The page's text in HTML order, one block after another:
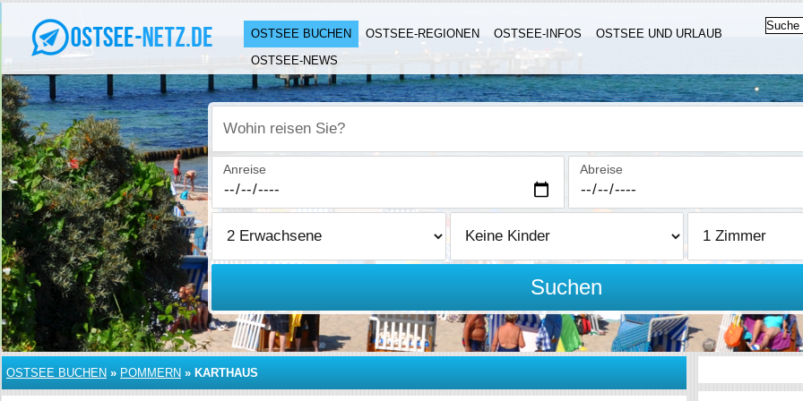
OSTSEE BUCHEN OSTSEE-REGIONEN OSTSEE-INFOS
OSTSEE UND URLAUB
OSTSEE-NEWS
Wohin reisen Sie?
Anreise Abreise
Suchen
OSTSEE BUCHEN » POMMERN » KARTHAUS